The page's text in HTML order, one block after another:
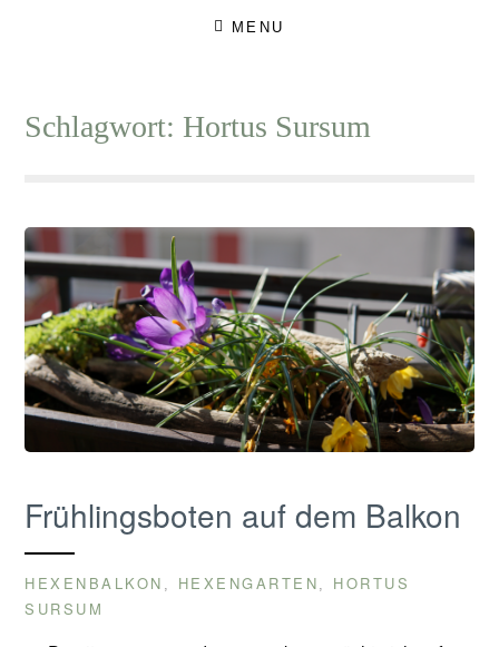
MENU
Schlagwort: Hortus Sursum
Frühlingsboten auf dem Balkon
HEXENBALKON HEXENGARTEN
HORTUS
SURSUM